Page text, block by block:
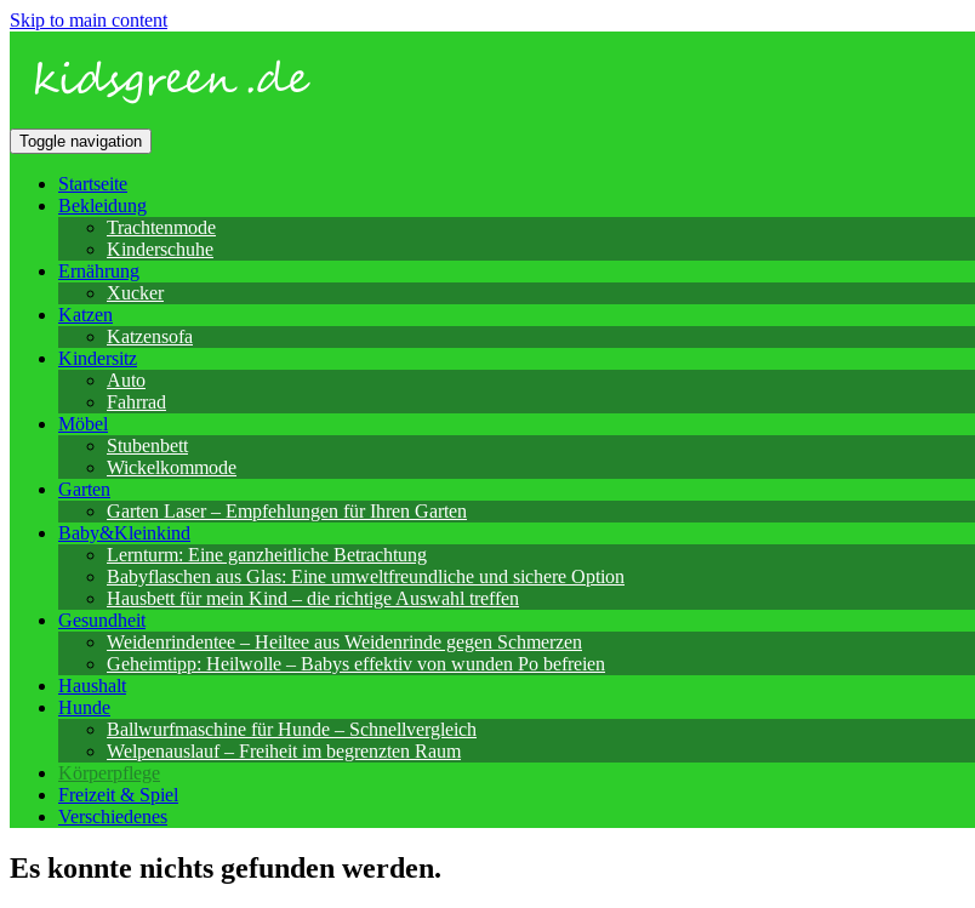
Skip to main content
Toggle navigation
Startseite
Bekleidung
Trachtenmode
Kinderschuhe
Ernährung
Xucker
Katzen
Katzensofa
Kindersitz
Auto
Fahrrad
Möbel
Stubenbett
Wickelkommode
Garten
Garten Laser – Empfehlungen für Ihren Garten
Baby&Kleinkind
Lernturm: Eine ganzheitliche Betrachtung
Babyflaschen aus Glas: Eine umweltfreundliche und sichere Option
Hausbett für mein Kind – die richtige Auswahl treffen
Gesundheit
Weidenrindentee – Heiltee aus Weidenrinde gegen Schmerzen
Geheimtipp: Heilwolle – Babys effektiv von wunden Po befreien
Haushalt
Hunde
Ballwurfmaschine für Hunde – Schnellvergleich
Welpenauslauf – Freiheit im begrenzten Raum
Körperpflege
Freizeit & Spiel
Verschiedenes
Es konnte nichts gefunden werden.